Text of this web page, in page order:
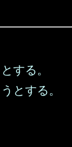
する。
とする。